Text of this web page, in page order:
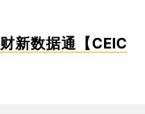
财新数据通【CEIC